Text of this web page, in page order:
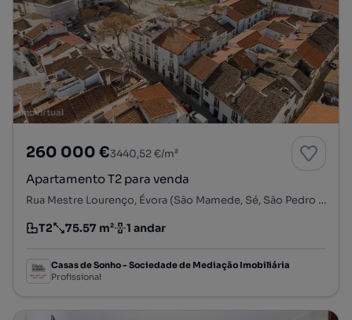
260 000 €3440,52 €/m²
Apartamento T2 para venda
Rua Mestre Lourenço, Évora (São Mamede, Sé, São Pedro e Santo Antão), Évora, Évora
Tipologia
T2
Preço por metro quadrado
75.57 m²
Andar 1 andar
Casas de Sonho - Sociedade de Mediação Imobiliária
Profissional